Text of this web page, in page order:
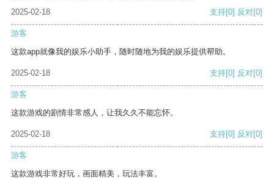
2025-02-18
支持[0] 反对[0]
游客
这款app就像我的娱乐小助手，随时随地为我的娱乐提供帮助。
2025-02-18 支持[0] 反对[0]
游客
这款游戏的剧情非常感人，让我久久不能忘怀。
2025-02-18 支持[0] 反对[0]
游客
这款游戏非常好玩，画面精美，玩法丰富。